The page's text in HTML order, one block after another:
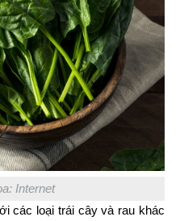
Internet
các loại trái cây và rau khác